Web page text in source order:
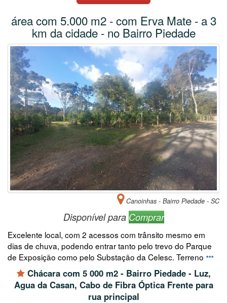
área com 5.000 m2 - com Erva Mate - a 3
km da cidade - no Bairro Piedade
Canoinhas - Bairro Piedade - SC
Disponível para Comprar
Excelente local, com 2 acessos com trânsito mesmo em
dias de chuva, podendo entrar tanto pelo trevo do Parque
de Exposição como pelo Substação da Celesc. Terreno
Chácara com 5 000 m2 - Bairro Piedade - Luz,
Agua da Casan, Cabo de Fibra Óptica Frente para
rua principal